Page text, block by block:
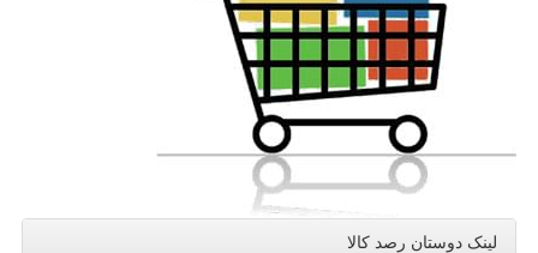
لینک دوستان رصد كالا